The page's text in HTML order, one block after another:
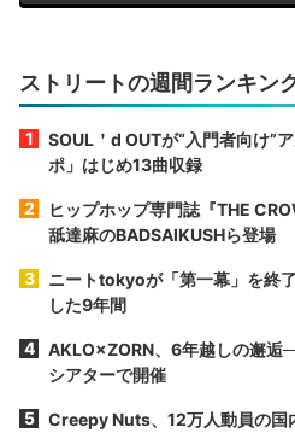
ストリートの週間ランキン
SOUL＇d OUTが“入門者向け”
ポ」はじめ13曲収録
ヒップホップ専門誌『THE
舐達麻のBADSAIKUSHら登場
ニートtokyoが「第一幕」を終
した9年間
AKLO×ZORN、6年越しの邂逅
シアターで開催
Creepy Nuts、12万人動員の